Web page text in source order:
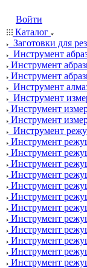
Войти
Каталог
Заготовки для
Инструмент
Инструмент
Инструмент
Инструмент
Инструмент
Инструмент
Инструмент
Инструмент
Инструмент
Инструмент
Инструмент
Инструмент
Инструмент
Инструмент
Инструмент
Инструмент
Инструмент
Инструмент
Инструмент
Инструмент